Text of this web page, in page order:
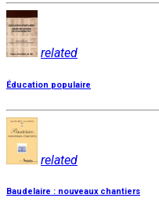
related
Éducation populaire
related
Baudelaire : nouveaux chantiers